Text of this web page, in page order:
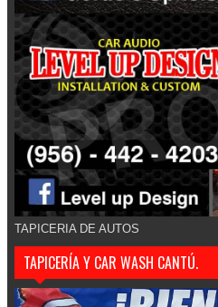
TAPICERIA DE AUTOS
TAPICERÍA Y CAR WASH CANTÚ.